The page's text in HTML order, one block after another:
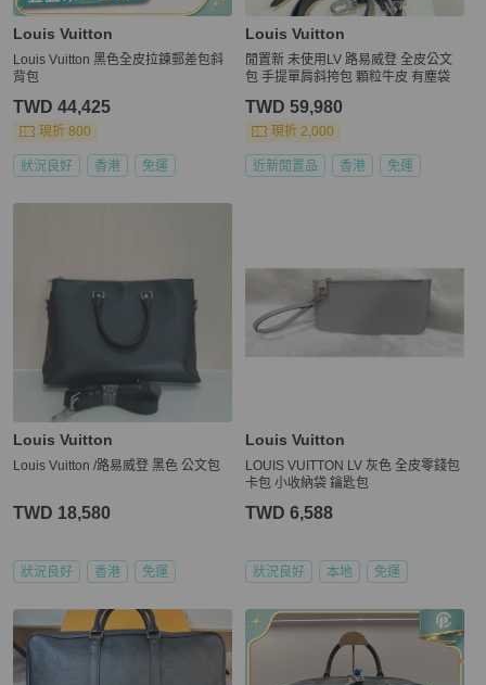
Louis Vuitton
Louis Vuitton 黑色全皮拉鍊郵差包斜
背包
TWD 44,425
現折 800
狀況良好 香港 免運
Louis Vuitton
閒置新 未使用LV 路易威登 全皮公文
包 手提單肩斜挎包 顆粒牛皮 有塵袋
TWD 59,980
現折 2,000
近新閒置品 香港 免運
Louis Vuitton
Louis Vuitton /路易威登 黑色 公文包
TWD 18,580
狀況良好 香港 免運
Louis Vuitton
LOUIS VUITTON LV 灰色 全皮零錢包
卡包 小收納袋 鑰匙包
TWD 6,588
狀況良好 本地 免運